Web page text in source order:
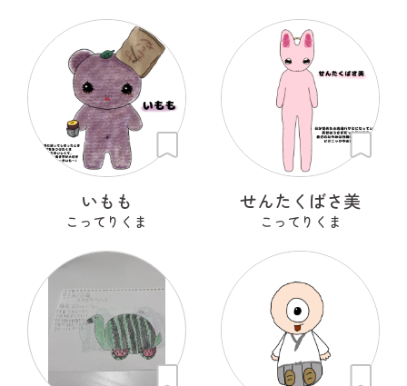
いもも
こってりくま
せんたくばさ美
こってりくま